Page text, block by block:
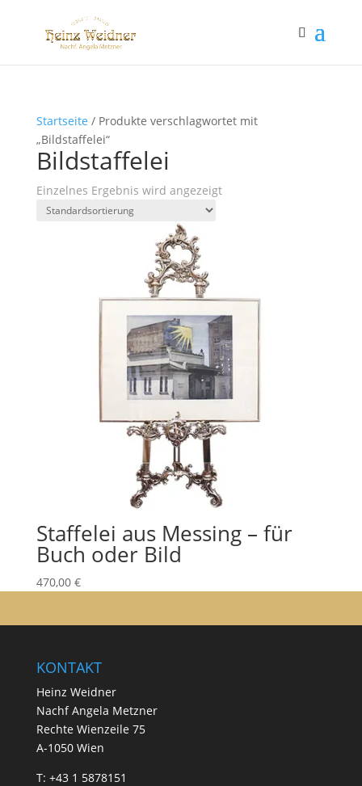
Startseite / Produkte verschlagwortet mit
„Bildstaffelei“
Bildstaffelei
Einzelnes Ergebnis wird angezeigt
Staffelei aus Messing – für
Buch oder Bild
470,00 €
KONTAKT
Heinz Weidner
Nachf Angela Metzner
Rechte Wienzeile 75
A-1050 Wien
T: +43 1 5878151